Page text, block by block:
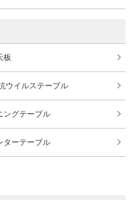
板
ウイルステーブル
ングテーブル
ターテーブル